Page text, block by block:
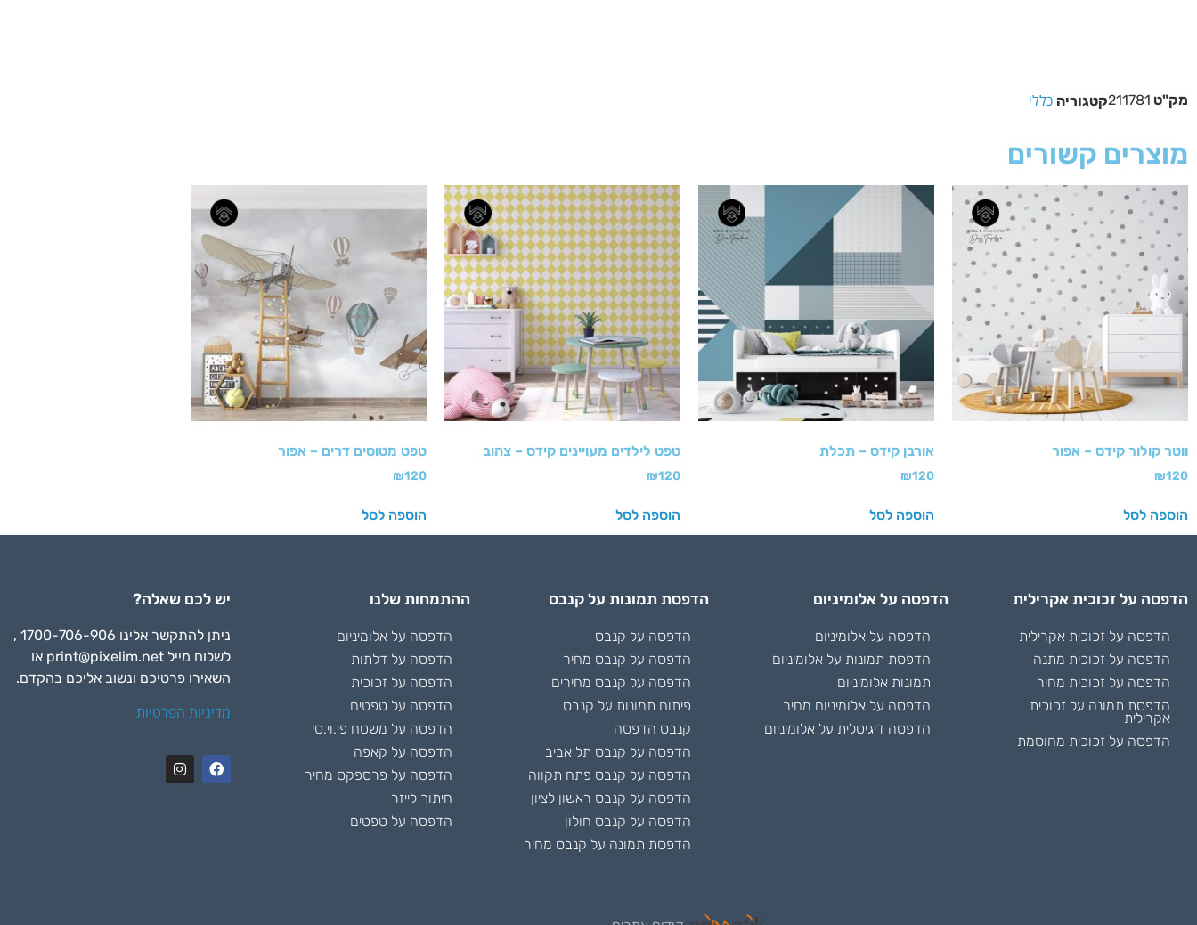
מק"ט 211781קטגוריה כללי
מוצרים קשורים
ווטר קולור קידס – אפור
₪120
הוספה לסל
אורבן קידס – תכלת
₪120
הוספה לסל
טפט לילדים מעויינים קידס – צהוב
₪120
הוספה לסל
טפט מטוסים דרים – אפור
₪120
הוספה לסל
הדפסה על זכוכית אקרילית
הדפסה על זכוכית אקרילית
הדפסה על זכוכית מתנה
הדפסה על זכוכית מחיר
הדפסת תמונה על זכוכית
אקרילית
הדפסה על זכוכית מחוסמת
הדפסה על אלומיניום
הדפסה על אלומיניום
הדפסת תמונות על אלומיניום
תמונות אלומיניום
הדפסה על אלומיניום מחיר
הדפסה דיגיטלית על אלומיניום
הדפסת תמונות על קנבס
הדפסה על קנבס
הדפסה על קנבס מחיר
הדפסה על קנבס מחירים
פיתוח תמונות על קנבס
קנבס הדפסה
הדפסה על קנבס תל אביב
הדפסה על קנבס פתח תקווה
הדפסה על קנבס ראשון לציון
הדפסה על קנבס חולון
הדפסת תמונה על קנבס מחיר
ההתמחות שלנו
הדפסה על אלומיניום
הדפסה על דלתות
הדפסה על זכוכית
הדפסה על טפטים
הדפסה על משטח פי.וי.סי
הדפסה על קאפה
הדפסה על פרספקס מחיר
חיתוך לייזר
הדפסה על טפטים
יש לכם שאלה?
ניתן להתקשר אלינו 1700-706-906 ,
לשלוח מיילprint@pixelim.net או
השאירו פרטיכם ונשוב אליכם בהקדם.
מדיניות הפרטיות